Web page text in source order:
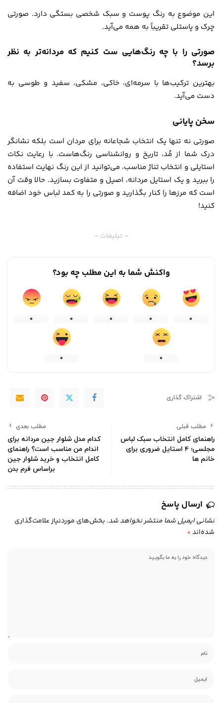
این موضوع به رنگ پوست و سبک شخصی بستگی دارد. صورتی
چرک و پاستلی تقریباً به همه می‌آید.
صورتی را با چه رنگ‌هایی ست کنیم که مردانه‌تر به نظر
برسد؟
بهترین ترکیب‌ها با سرمه‌ای، خاکی، مشکی، سفید و طوسی به
دست می‌آید.
سخن پایانی
صورتی نه تنها یک انتخاب شجاعانه برای مردان است بلکه نشانگر
درک شما از مُد، تاریخ و روانشناسی رنگ‌هاست. با رعایت نکات
استایلی و انتخاب تناژ مناسب، می‌توانید از این رنگ نهایت استفاده
را ببرید و یک استایل مردانه، اصیل و متفاوت بسازید. حالا وقت آن
است که مرزها را کنار بگذارید و صورتی را به کمد لباس خود اضافه
کنید!
– تبلیغات –
واکنش شما به این مطلب چه بود؟
0
0
0
0
0
0
0
اشتراک گذاری
مطلب قبلی
راهنمای کامل انتخاب سبک لباس
مجلسی؛ 4 استایل ضروری برای
خانم ها
مطلب بعدی
کدام مدل شلوار جین مردانه برای
اندام من مناسب است؟ راهنمای
کامل انتخاب و خرید شلوار جین
براساس فرم بدن
ارسال پاسخ
نشانی ایمیل شما منتشر نخواهد شد. بخش‌های موردنیاز علامت‌گذاری
شده‌اند*